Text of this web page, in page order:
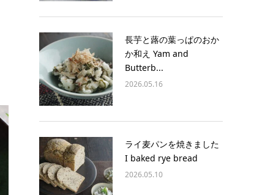
長芋と蕗の葉っぱのおか
か和え Yam and
Butterb...
2026.05.16
ライ麦パンを焼きました
I baked rye bread
2026.05.10